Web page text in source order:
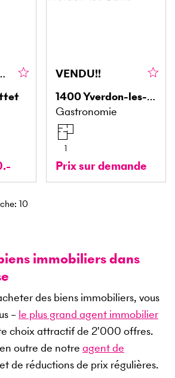
VENDU!!
1400Yverdon-les-Bains
Gastronomie
1
Prix sur demande
: 10
immobiliers dans
des biens immobiliers, vous
– le plus grand agent immobilier
choix attractif de 2'000 offres.
outre de notre agent de
et de réductions de prix régulières.